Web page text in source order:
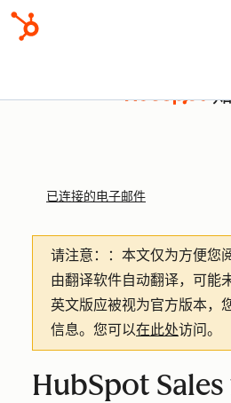
已连接的电子邮件
请注意： ：本文仅为方便您
由翻译软件自动翻译，可能
英文版应被视为官方版本，
信息。您可以在此处访问。
HubSpot